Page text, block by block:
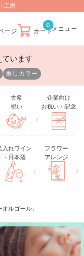
工房
ージ
0
カート
ています
推しカラー
古希
祝い
/
企業向け
お祝い・記念
入れワイン
・日本酒
/
フラワー
アレンジ
/
ルゴール」